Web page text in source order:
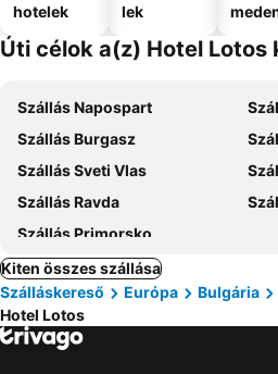
hotelek
lek
Úti célok a(z) Hotel Lotos
Szállás Napospart
Szállás Burgasz
Szállás Sveti Vlas
Szállás Ravda
Szállás Primorsko
Kiten összes szállása
Szálláskereső
Európa Bulgária
Hotel Lotos